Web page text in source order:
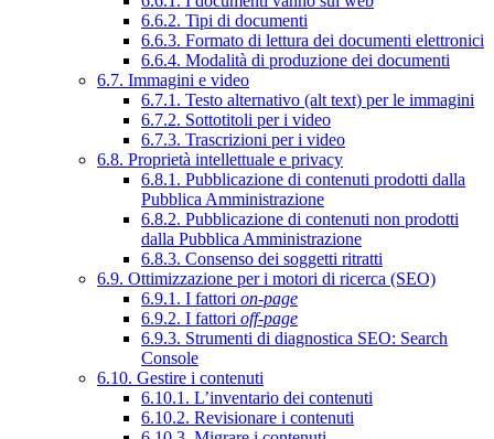
6.6.2. Tipi di documenti
6.6.3. Formato di lettura dei documenti elettronici
6.6.4. Modalità di produzione dei documenti
6.7. Immagini e video
6.7.1. Testo alternativo (alt text) per le immagini
6.7.2. Sottotitoli per i video
6.7.3. Trascrizioni per i video
6.8. Proprietà intellettuale e privacy
6.8.1. Pubblicazione di contenuti prodotti dalla
Pubblica Amministrazione
6.8.2. Pubblicazione di contenuti non prodotti
dalla Pubblica Amministrazione
6.8.3. Consenso dei soggetti ritratti
6.9. Ottimizzazione per i motori di ricerca (SEO)
6.9.1. I fattori on-page
6.9.2. I fattori off-page
6.9.3. Strumenti di diagnostica SEO: Search
Console
6.10. Gestire i contenuti
6.10.1. L’inventario dei contenuti
6.10.2. Revisionare i contenuti